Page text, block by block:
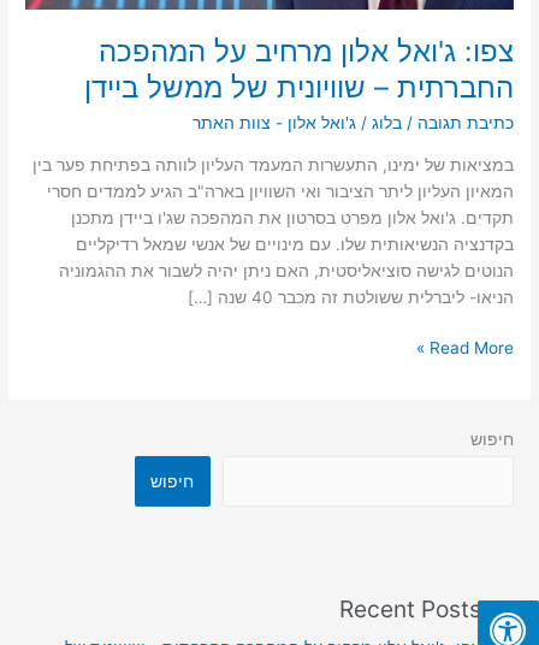
צפו: ג'ואל אלון מרחיב על המהפכה
החברתית – שוויונית של ממשל ביידן
כתיבת תגובה /בלוג /ג'ואל אלון - צוות האתר
במציאות של ימינו, התעשרות המעמד העליון לוותה בפתיחת פער בין
המאיון העליון ליתר הציבור ואי השוויון בארה"ב הגיע לממדים חסרי
תקדים. ג'ואל אלון מפרט בסרטון את המהפכה שג'ו ביידן מתכנן
בקדנציה הנשיאותית שלו. עם מינויים של אנשי שמאל רדיקליים
הנוטים לגישה סוציאליסטית, האם ניתן יהיה לשבור את ההגמוניה
הניאו- ליברלית ששולטת זה מכבר 40 שנה […]
Read More »
חיפוש
חיפוש
Recent Posts